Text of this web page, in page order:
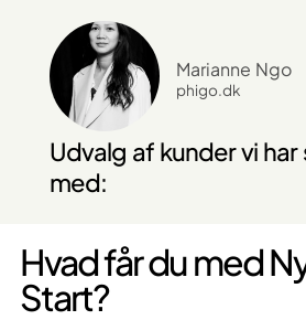
Marianne Ngo
phigo.dk
Udvalg af kunder vi
med:
Hvad får du med
Start?